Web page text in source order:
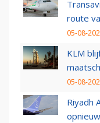
route
05-08-
KLM
05-08-
Riyadh